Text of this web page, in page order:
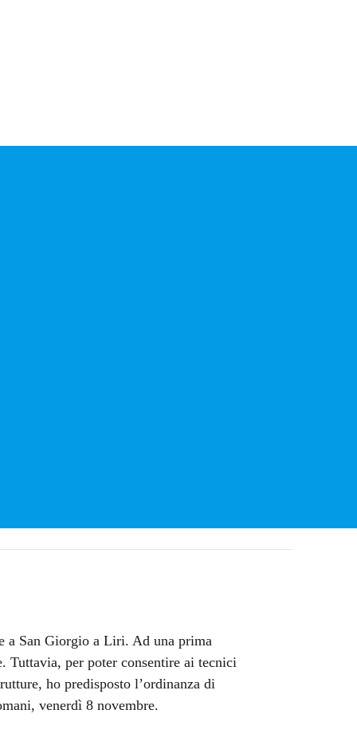
a San Giorgio a Liri. Ad una prima
Tuttavia, per poter consentire ai tecnici
ho predisposto l’ordinanza di
venerdì 8 novembre.